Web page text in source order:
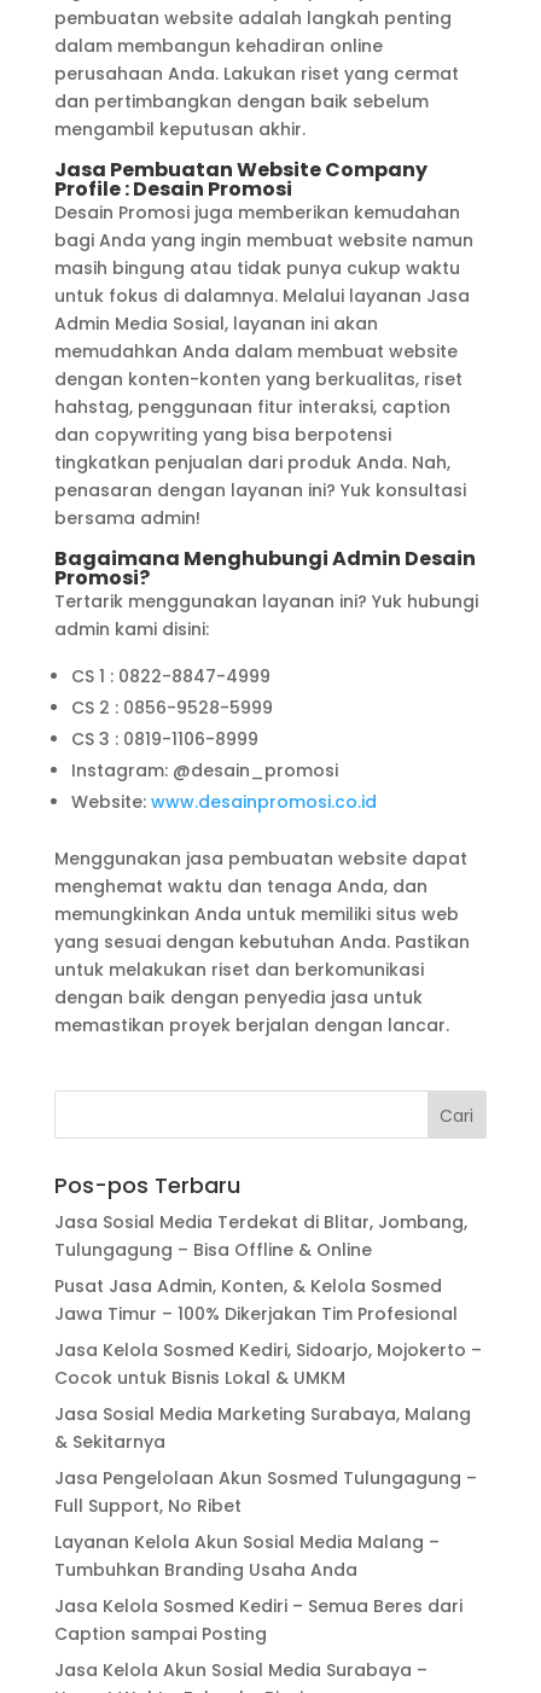
pembuatan website adalah langkah penting
dalam membangun kehadiran online
perusahaan Anda. Lakukan riset yang cermat
dan pertimbangkan dengan baik sebelum
mengambil keputusan akhir.
Jasa Pembuatan Website Company
Profile : Desain Promosi
Desain Promosi juga memberikan kemudahan
bagi Anda yang ingin membuat website namun
masih bingung atau tidak punya cukup waktu
untuk fokus di dalamnya. Melalui layanan Jasa
Admin Media Sosial, layanan ini akan
memudahkan Anda dalam membuat website
dengan konten-konten yang berkualitas, riset
hahstag, penggunaan fitur interaksi, caption
dan copywriting yang bisa berpotensi
tingkatkan penjualan dari produk Anda. Nah,
penasaran dengan layanan ini? Yuk konsultasi
bersama admin!
Bagaimana Menghubungi Admin Desain
Promosi?
Tertarik menggunakan layanan ini? Yuk hubungi
admin kami disini:
CS 1 : 0822-8847-4999
CS 2 : 0856-9528-5999
CS 3 : 0819-1106-8999
Instagram: @desain_promosi
Website: www.desainpromosi.co.id
Menggunakan jasa pembuatan website dapat
menghemat waktu dan tenaga Anda, dan
memungkinkan Anda untuk memiliki situs web
yang sesuai dengan kebutuhan Anda. Pastikan
untuk melakukan riset dan berkomunikasi
dengan baik dengan penyedia jasa untuk
memastikan proyek berjalan dengan lancar.
Pos-pos Terbaru
Jasa Sosial Media Terdekat di Blitar, Jombang,
Tulungagung – Bisa Offline & Online
Pusat Jasa Admin, Konten, & Kelola Sosmed
Jawa Timur – 100% Dikerjakan Tim Profesional
Jasa Kelola Sosmed Kediri, Sidoarjo, Mojokerto –
Cocok untuk Bisnis Lokal & UMKM
Jasa Sosial Media Marketing Surabaya, Malang
& Sekitarnya
Jasa Pengelolaan Akun Sosmed Tulungagung –
Full Support, No Ribet
Layanan Kelola Akun Sosial Media Malang –
Tumbuhkan Branding Usaha Anda
Jasa Kelola Sosmed Kediri – Semua Beres dari
Caption sampai Posting
Jasa Kelola Akun Sosial Media Surabaya –